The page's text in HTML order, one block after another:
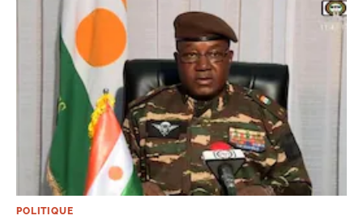
POLITIQUE